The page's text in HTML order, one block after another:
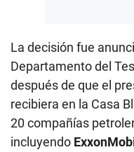
La decisión fue
Departamento del
después de que el
recibiera en la Casa
20 compañías
incluyendo